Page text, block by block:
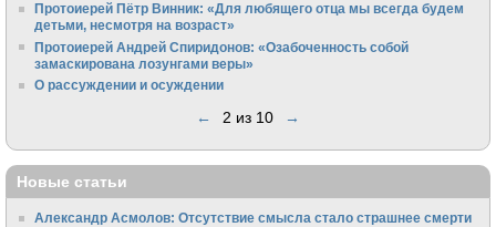
Протоиерей Пётр Винник: «Для любящего отца мы всегда будем
детьми, несмотря на возраст»
Протоиерей Андрей Спиридонов: «Озабоченность собой
замаскирована лозунгами веры»
О рассуждении и осуждении
← 2 из 10 →
Новые статьи
Александр Асмолов: Отсутствие смысла стало страшнее смерти